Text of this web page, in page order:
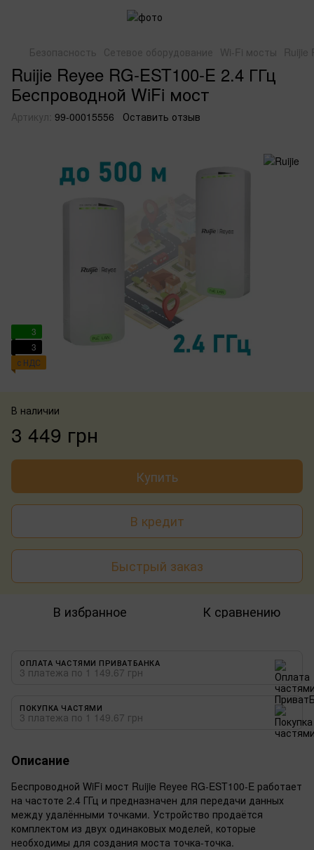
Безопасность Сетевое оборудование Wi-Fi мосты Ruijie
Ruijie Reyee RG-EST100-E 2.4 ГГц
Беспроводной WiFi мост
Артикул: 99-00015556 Оставить отзыв
3
3
с НДС
В наличии
3 449 грн
Купить
В кредит
Быстрый заказ
В избранное К сравнению
ОПЛАТА ЧАСТЯМИ ПРИВАТБАНКА
3 платежа по 1 149.67 грн
ПОКУПКА ЧАСТЯМИ
3 платежа по 1 149.67 грн
Описание
Беспроводной WiFi мост Ruijie Reyee RG-EST100-E работает
на частоте 2.4 ГГц и предназначен для передачи данных
между удалёнными точками. Устройство продаётся
комплектом из двух одинаковых моделей, которые
необходимы для создания моста точка-точка.